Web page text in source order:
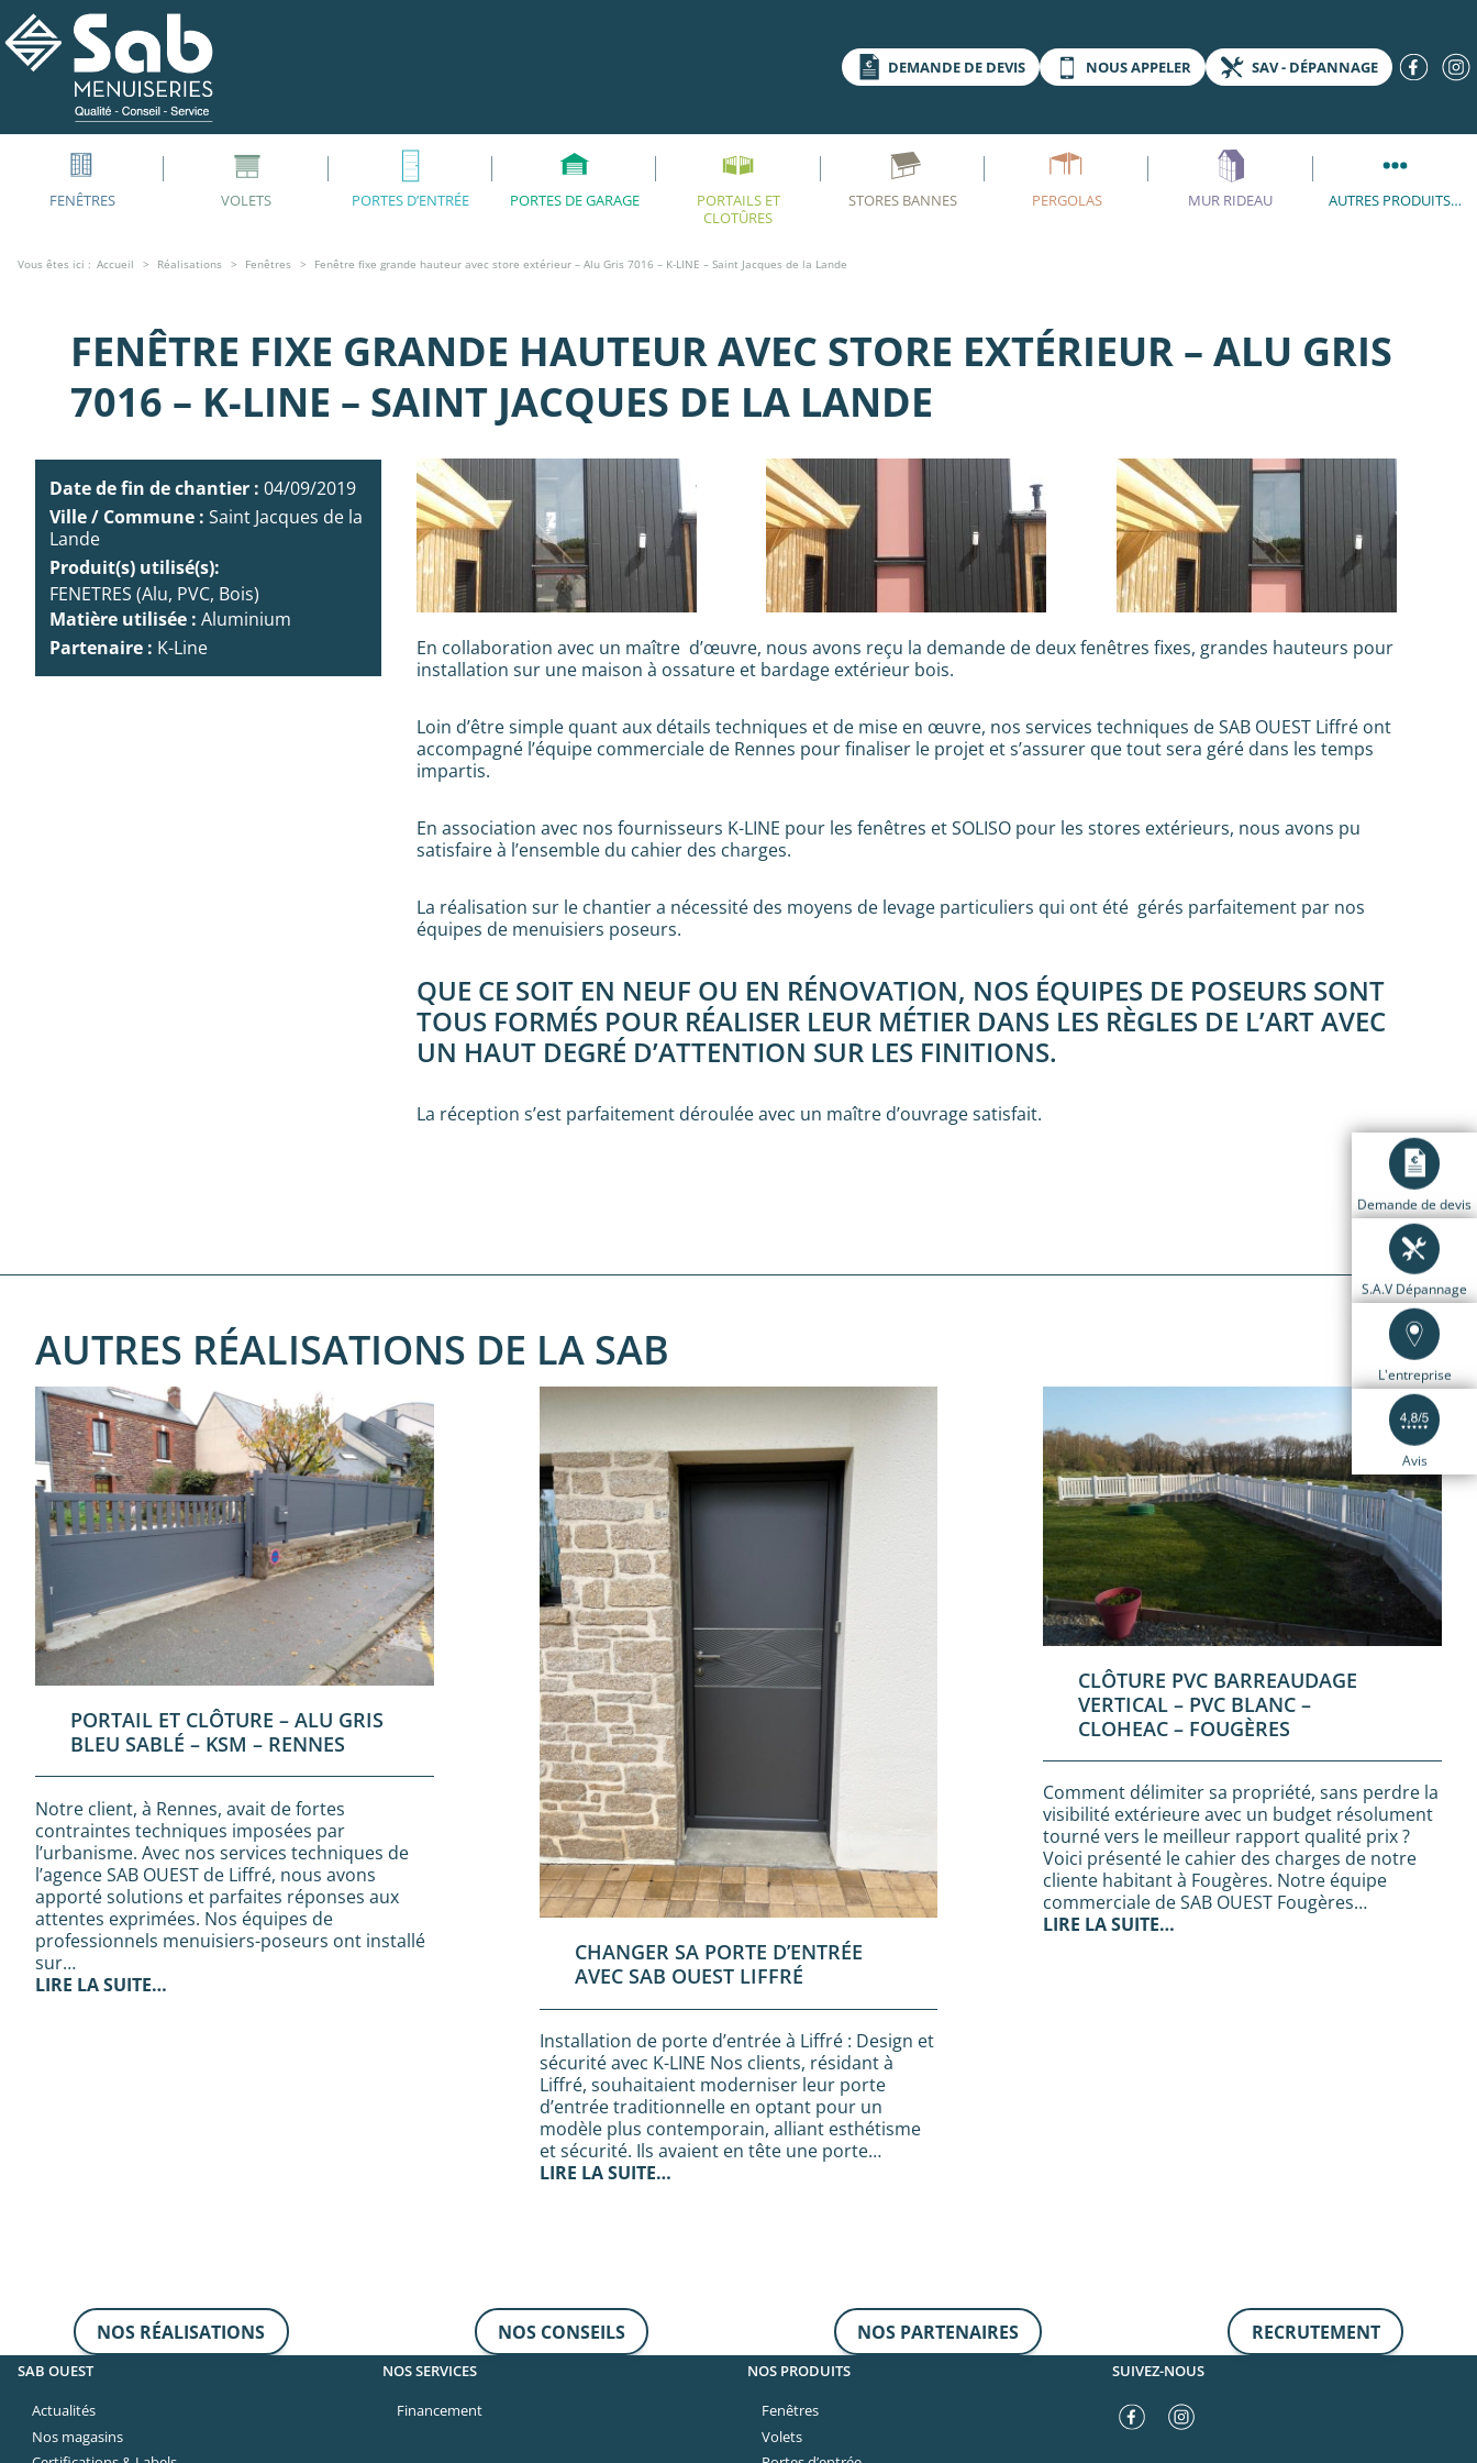
DEMANDE DE DEVIS NOUS APPELER SAV - DÉPANNAGE
FENÊTRES VOLETS PORTES D’ENTRÉE PORTES DE GARAGE
PORTAILS ET
CLOTÛRES
STORES BANNES PERGOLAS MUR RIDEAU AUTRES PRODUITS…
Demande de devis
S.A.V Dépannage
L'entreprise
Avis
Vous êtes ici : Accueil Réalisations Fenêtres Fenêtre fixe grande hauteur avec store extérieur – Alu Gris 7016 – K-LINE – Saint Jacques de la Lande
FENÊTRE FIXE GRANDE HAUTEUR AVEC STORE EXTÉRIEUR – ALU GRIS
7016 – K-LINE – SAINT JACQUES DE LA LANDE
Date de fin de chantier : 04/09/2019
Ville / Commune : Saint Jacques de la
Lande
Produit(s) utilisé(s):
FENETRES (Alu, PVC, Bois)
Matière utilisée : Aluminium
Partenaire : K-Line
En collaboration avec un maître d’œuvre, nous avons reçu la demande de deux fenêtres fixes, grandes hauteurs pour
installation sur une maison à ossature et bardage extérieur bois.
Loin d’être simple quant aux détails techniques et de mise en œuvre, nos services techniques de SAB OUEST Liffré ont
accompagné l’équipe commerciale de Rennes pour finaliser le projet et s’assurer que tout sera géré dans les temps
impartis.
En association avec nos fournisseurs K-LINE pour les fenêtres et SOLISO pour les stores extérieurs, nous avons pu
satisfaire à l’ensemble du cahier des charges.
La réalisation sur le chantier a nécessité des moyens de levage particuliers qui ont été gérés parfaitement par nos
équipes de menuisiers poseurs.
QUE CE SOIT EN NEUF OU EN RÉNOVATION, NOS ÉQUIPES DE POSEURS SONT
TOUS FORMÉS POUR RÉALISER LEUR MÉTIER DANS LES RÈGLES DE L’ART AVEC
UN HAUT DEGRÉ D’ATTENTION SUR LES FINITIONS.
La réception s’est parfaitement déroulée avec un maître d’ouvrage satisfait.
AUTRES RÉALISATIONS DE LA SAB
PORTAIL ET CLÔTURE – ALU GRIS
BLEU SABLÉ – KSM – RENNES
Notre client, à Rennes, avait de fortes
contraintes techniques imposées par
l’urbanisme. Avec nos services techniques de
l’agence SAB OUEST de Liffré, nous avons
apporté solutions et parfaites réponses aux
attentes exprimées. Nos équipes de
professionnels menuisiers-poseurs ont installé
sur…
LIRE LA SUITE…
CHANGER SA PORTE D’ENTRÉE
AVEC SAB OUEST LIFFRÉ
Installation de porte d’entrée à Liffré : Design et
sécurité avec K-LINE Nos clients, résidant à
Liffré, souhaitaient moderniser leur porte
d’entrée traditionnelle en optant pour un
modèle plus contemporain, alliant esthétisme
et sécurité. Ils avaient en tête une porte…
LIRE LA SUITE…
CLÔTURE PVC BARREAUDAGE
VERTICAL – PVC BLANC –
CLOHEAC – FOUGÈRES
Comment délimiter sa propriété, sans perdre la
visibilité extérieure avec un budget résolument
tourné vers le meilleur rapport qualité prix ?
Voici présenté le cahier des charges de notre
cliente habitant à Fougères. Notre équipe
commerciale de SAB OUEST Fougères…
LIRE LA SUITE…
NOS RÉALISATIONS NOS CONSEILS NOS PARTENAIRES RECRUTEMENT
SAB OUEST
Actualités
Nos magasins
NOS SERVICES
Financement
NOS PRODUITS
Fenêtres
Volets
SUIVEZ-NOUS